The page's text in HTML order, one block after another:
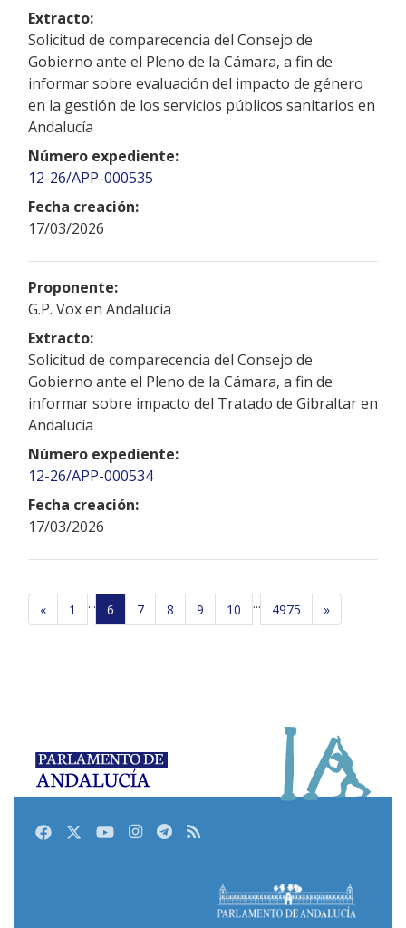
Extracto:
Solicitud de comparecencia del Consejo de
Gobierno ante el Pleno de la Cámara, a fin de
informar sobre evaluación del impacto de género
en la gestión de los servicios públicos sanitarios en
Andalucía
Número expediente:
12-26/APP-000535
Fecha creación:
17/03/2026
Proponente:
G.P. Vox en Andalucía
Extracto:
Solicitud de comparecencia del Consejo de
Gobierno ante el Pleno de la Cámara, a fin de
informar sobre impacto del Tratado de Gibraltar en
Andalucía
Número expediente:
12-26/APP-000534
Fecha creación:
17/03/2026
« 1 ... 6 7 8 9 10 ... 4975 »
FacebookTwitterYoutubeInstagram
Telegram
RSS